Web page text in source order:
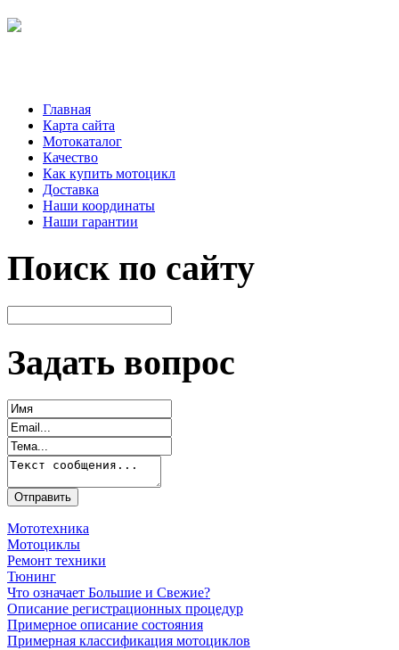
Главная
Карта сайта
Мотокаталог
Качество
Как купить мотоцикл
Доставка
Наши координаты
Наши гарантии
Поиск по сайту
Задать вопрос
Мототехника
Мотоциклы
Ремонт техники
Тюнинг
Что означает Большие и Свежие?
Описание регистрационных процедур
Примерное описание состояния
Примерная классификация мотоциклов